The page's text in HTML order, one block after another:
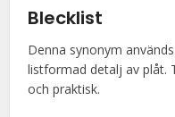
Blecklist
Denna synonym
listformad detalj av plåt.
och praktisk.